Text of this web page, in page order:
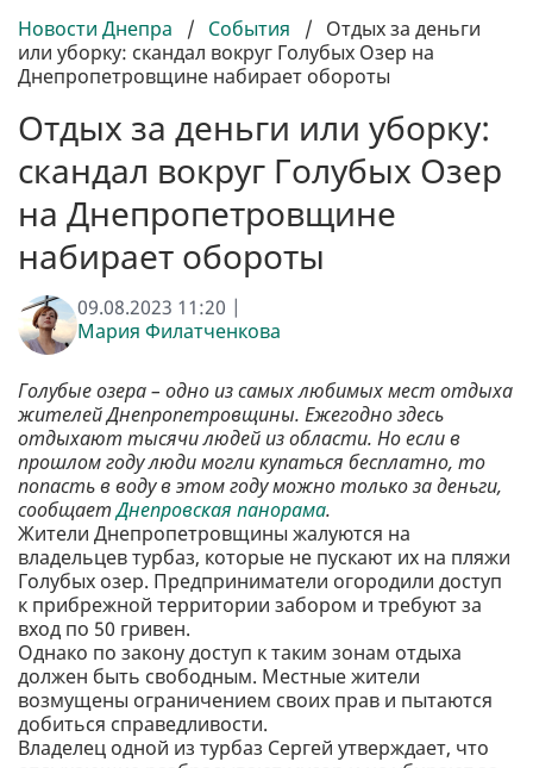
Новости Днепра / События / Отдых за деньги
или уборку: скандал вокруг Голубых Озер на
Днепропетровщине набирает обороты
Отдых за деньги или уборку:
скандал вокруг Голубых Озер
на Днепропетровщине
набирает обороты
09.08.2023 11:20 |
Мария Филатченкова
Голубые озера – одно из самых любимых мест отдыха
жителей Днепропетровщины. Ежегодно здесь
отдыхают тысячи людей из области. Но если в
прошлом году люди могли купаться бесплатно, то
попасть в воду в этом году можно только за деньги,
сообщаетДнепровская панорама.
Жители Днепропетровщины жалуются на
владельцев турбаз, которые не пускают их на пляжи
Голубых озер. Предприниматели огородили доступ
к прибрежной территории забором и требуют за
вход по 50 гривен.
Однако по закону доступ к таким зонам отдыха
должен быть свободным. Местные жители
возмущены ограничением своих прав и пытаются
добиться справедливости.
Владелец одной из турбаз Сергей утверждает, что